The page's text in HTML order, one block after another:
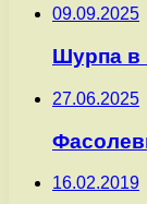
09.09.2025
Шурпа в
27.06.2025
16.02.2019